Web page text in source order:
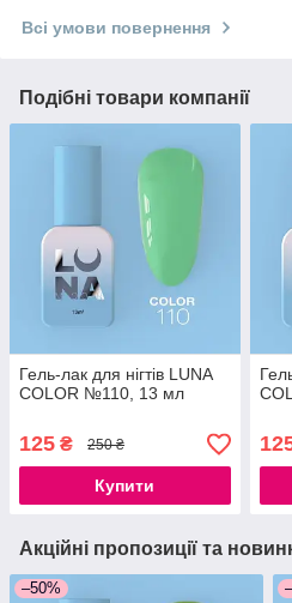
Всі умови повернення
Подібні товари компанії
Гель-лак для нігтів LUNA
COLOR №110, 13 мл
125 ₴ 250 ₴
Купити
Акційні пропозиції та
–50%